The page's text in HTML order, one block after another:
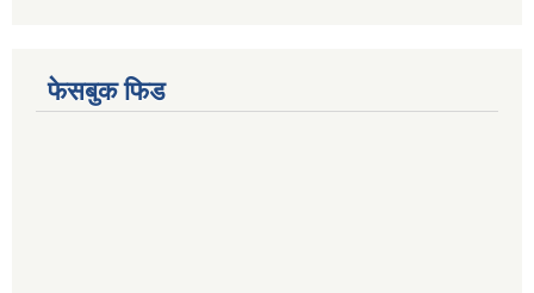
फेसबुक फिड